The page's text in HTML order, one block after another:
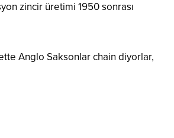
zincir üretimi 1950 sonrası
Anglo Saksonlar chain diyorlar,